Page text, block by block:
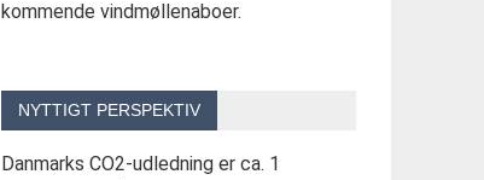
kommende vindmøllenaboer.
NYTTIGT PERSPEKTIV
Danmarks CO2-udledning er ca. 1